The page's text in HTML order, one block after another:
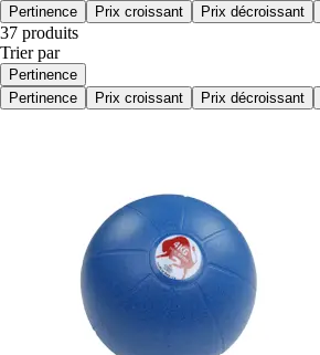
Pertinence
Prix croissant Prix décroissant
37 produits
Trier par
Pertinence
Pertinence
Prix croissant Prix décroissant